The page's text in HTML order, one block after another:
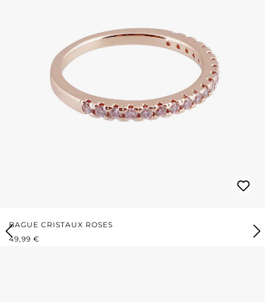
BAGUE CRISTAUX ROSES
PRIX RÉGULIER :
49,99 €